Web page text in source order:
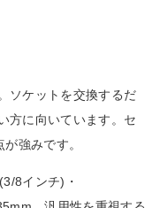
ソケットを交換するだ
方に向いています。セ
強みです。
8インチ)・